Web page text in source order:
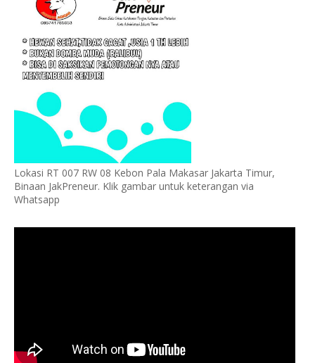
Lokasi RT 007 RW 08 Kebon Pala Makasar Jakarta Timur,
Binaan JakPreneur. Klik gambar untuk keterangan via
Whatsapp